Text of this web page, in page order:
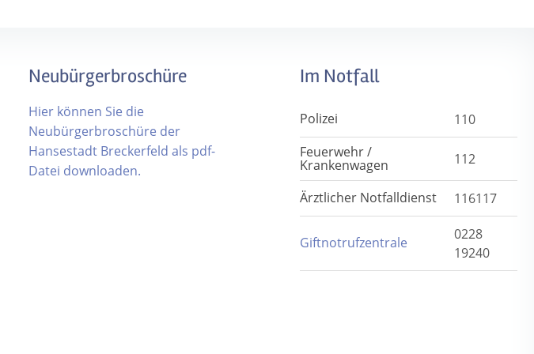
Neubürgerbroschüre
Hier können Sie die
Neubürgerbroschüre der
Hansestadt Breckerfeld als pdf-
Datei downloaden.
Im Notfall
Polizei
110
Feuerwehr /
Krankenwagen 112
Ärztlicher Notfalldienst 116117
Giftnotrufzentrale
0228
19240